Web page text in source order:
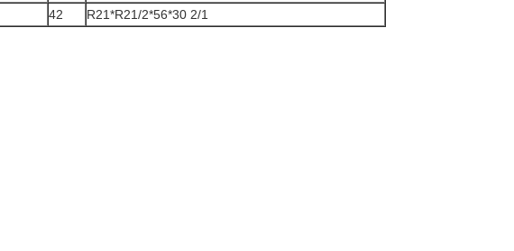
42 R21*R21/2*56*30 2/1